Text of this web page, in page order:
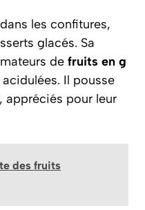
les confitures,
glacés. Sa
de fruits en g
Il pousse
appréciés pour leur
des fruits